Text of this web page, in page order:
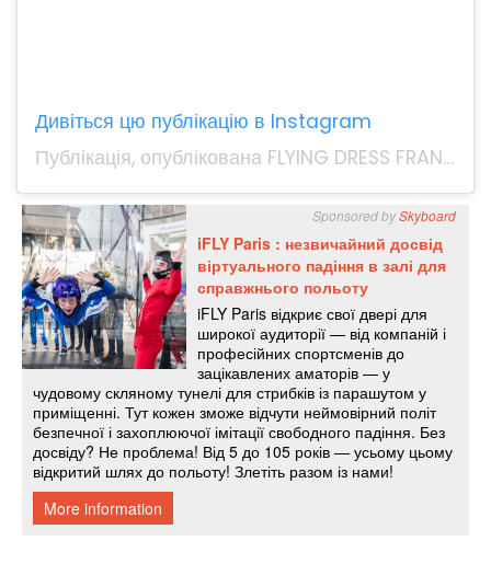
Дивіться цю публікацію в Instagram
Публікація, опублікована FLYING DRESS FRANCE®️ (@flyingdressfrance)